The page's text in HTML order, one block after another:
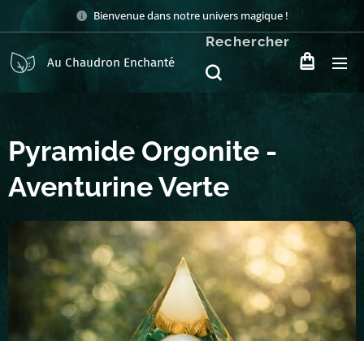
Bienvenue dans notre univers magique !
Au Chaudron Enchanté
Rechercher
Pyramide Orgonite -
Aventurine Verte